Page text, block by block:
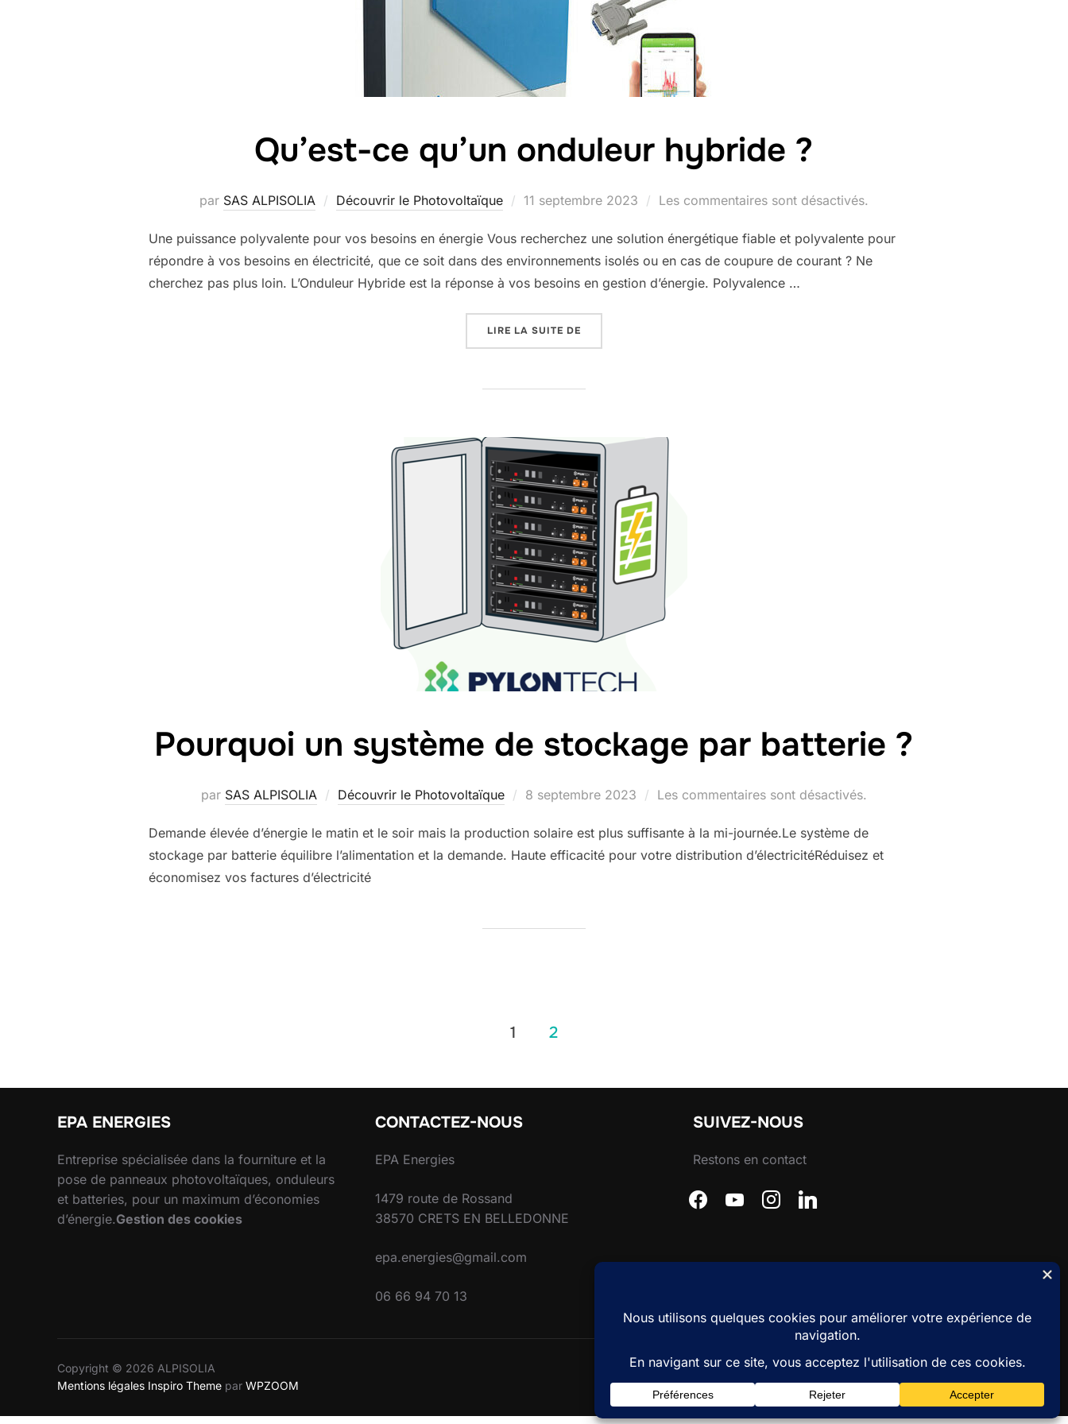
Qu’est-ce qu’un onduleur hybride ?
par SAS ALPISOLIA Découvrir le Photovoltaïque
Publié
11 septembre 2023 Les commentaires sont désactivés.
Une puissance polyvalente pour vos besoins en énergie Vous recherchez une solution énergétique fiable et polyvalente pour
répondre à vos besoins en électricité, que ce soit dans des environnements isolés ou en cas de coupure de courant ? Ne
cherchez pas plus loin. L’Onduleur Hybride est la réponse à vos besoins en gestion d’énergie. Polyvalence …
LIRE LA SUITE DE
Pourquoi un système de stockage par batterie ?
par SAS ALPISOLIA Découvrir le Photovoltaïque
Publié
8 septembre 2023 Les commentaires sont désactivés.
Demande élevée d’énergie le matin et le soir mais la production solaire est plus suffisante à la mi-journée.Le système de
stockage par batterie équilibre l’alimentation et la demande. Haute efficacité pour votre distribution d’électricitéRéduisez et
économisez vos factures d’électricité
1 2
EPA ENERGIES
Entreprise spécialisée dans la fourniture et la
pose de panneaux photovoltaïques, onduleurs
et batteries, pour un maximum d’économies
d’énergie.Gestion des cookies
CONTACTEZ-NOUS
EPA Energies
1479 route de Rossand
38570 CRETS EN BELLEDONNE
epa.energies@gmail.com
06 66 94 70 13
SUIVEZ-NOUS
Restons en contact
facebookyoutubeinstagramlinkedin
Copyright © 2026 ALPISOLIA
Mentions légales Inspiro Theme par WPZOOM